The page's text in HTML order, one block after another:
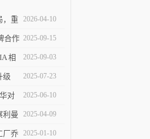
，重
界！
2026-04-10
合作 2025-09-15
相
12
2025-09-03
级 2025-07-23
对 2025-06-10
利曼 2025-04-09
厂乔 2025-01-10